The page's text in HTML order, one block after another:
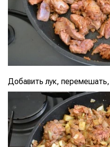
Добавить лук,